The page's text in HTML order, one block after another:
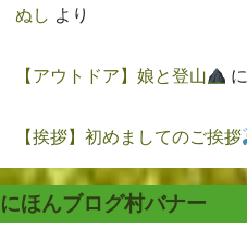
ぬし より
【アウトドア】娘と登山 に
【挨拶】初めましてのご挨拶
にほんブログ村バナー